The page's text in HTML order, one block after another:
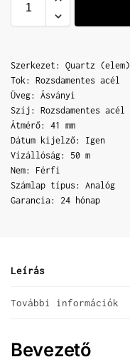
Szerkezet: Quartz (elem)
Tok: Rozsdamentes acél
Üveg: Ásványi
Szíj: Rozsdamentes acél
Átmérő: 41 mm
Dátum kijelző: Igen
Vízállóság: 50 m
Nem: Férfi
Számlap típus: Analóg
Garancia: 24 hónap
Leírás
További információk
Bevezető